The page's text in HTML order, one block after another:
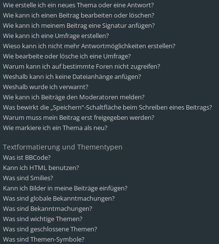
Wie erstelle ich ein neues Thema oder eine Antwort?
Wie kann ich einen Beitrag bearbeiten oder löschen?
Wie kann ich meinem Beitrag eine Signatur anfügen?
Wie kann ich eine Umfrage erstellen?
Wieso kann ich nicht mehr Antwortmöglichkeiten erstellen?
Wie bearbeite oder lösche ich eine Umfrage?
Warum kann ich auf bestimmte Foren nicht zugreifen?
Weshalb kann ich keine Dateianhänge anfügen?
Weshalb wurde ich verwarnt?
Wie kann ich Beiträge den Moderatoren melden?
Was bewirkt die „Speichern“-Schaltfläche beim Schreiben eines Beitrags?
Warum muss mein Beitrag erst freigegeben werden?
Wie markiere ich ein Thema als neu?
Textformatierung und Thementypen
Was ist BBCode?
Kann ich HTML benutzen?
Was sind Smilies?
Kann ich Bilder in meine Beiträge einfügen?
Was sind globale Bekanntmachungen?
Was sind Bekanntmachungen?
Was sind wichtige Themen?
Was sind geschlossene Themen?
Was sind Themen-Symbole?